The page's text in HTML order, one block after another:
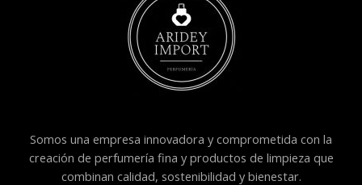
Somos una empresa innovadora y comprometida con la
creación de perfumería fina y productos de limpieza que
combinan calidad, sostenibilidad y bienestar.